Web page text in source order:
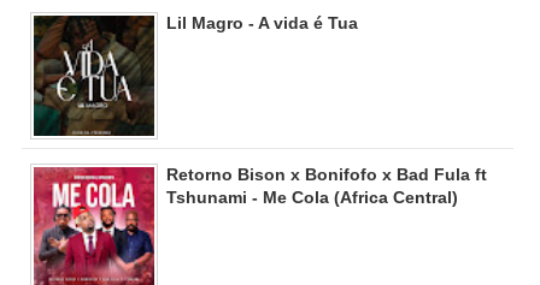
Lil Magro - A vida é Tua
Retorno Bison x Bonifofo x Bad Fula ft
Tshunami - Me Cola (Africa Central)